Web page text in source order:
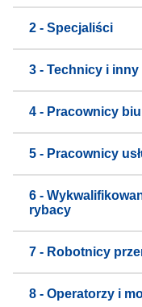
2 - Specjaliści
3 - Technicy i
4 - Pracownicy
5 - Pracownicy
6 -
rybacy
7 - Robotnicy
8 - Operatorzy i